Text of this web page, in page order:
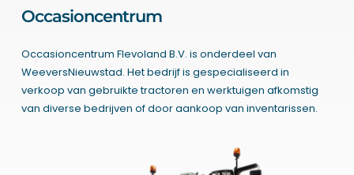
Occasioncentrum
Occasioncentrum Flevoland B.V. is onderdeel van
WeeversNieuwstad. Het bedrijf is gespecialiseerd in
verkoop van gebruikte tractoren en werktuigen afkomstig
van diverse bedrijven of door aankoop van inventarissen.